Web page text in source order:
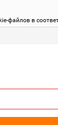
файлов в